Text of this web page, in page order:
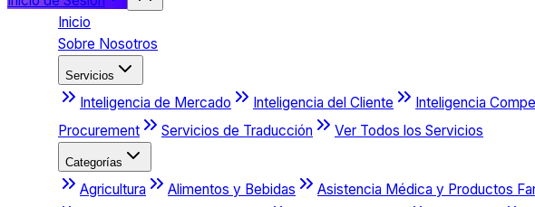
Inicio
Sobre Nosotros
Servicios
Inteligencia de Mercado Inteligencia del Cliente Inteligencia
Procurement
Servicios de Traducción Ver Todos los Servicios
Categorías
Agricultura Alimentos y Bebidas Asistencia Médica y Productos